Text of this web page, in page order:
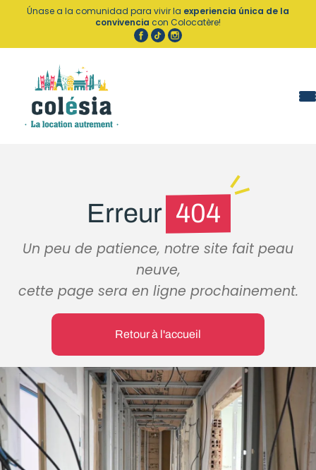
Panel de gestión de cookies
Únase a la comunidad para vivir la experiencia única de la
convivencia con Colocatère!
Erreur 404
Un peu de patience, notre site fait peau
neuve,
cette page sera en ligne prochainement.
Retour à l'accueil